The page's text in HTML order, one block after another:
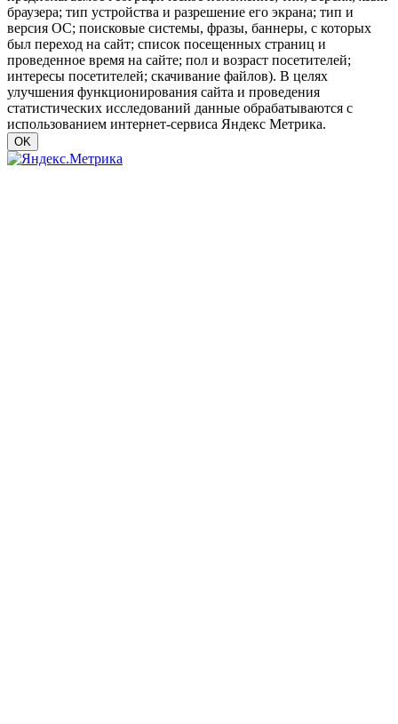
браузера; тип устройства и разрешение его экрана; тип и
версия ОС; поисковые системы, фразы, баннеры, с которых
был переход на сайт; список посещенных страниц и
проведенное время на сайте; пол и возраст посетителей;
интересы посетителей; скачивание файлов). В целях
улучшения функционирования сайта и проведения
статистических исследований данные обрабатываются с
использованием интернет-сервиса Яндекс Метрика.
OK